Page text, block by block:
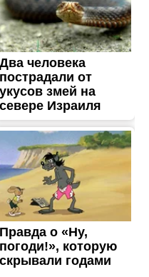
і
ворожих